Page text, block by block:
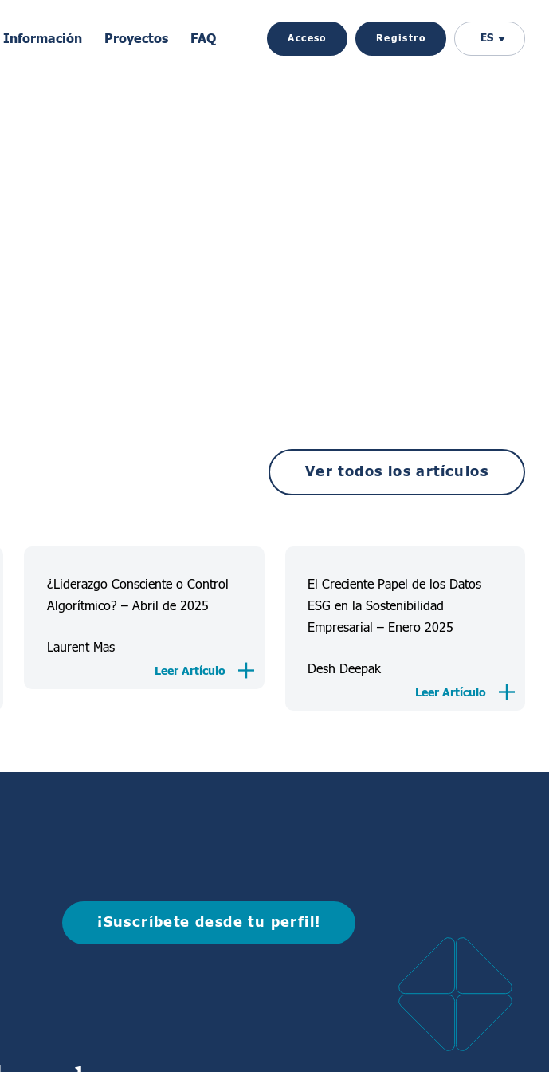
Información Proyectos FAQ Acceso Registro ES
Ver todos los artículos
¿Liderazgo Consciente o Control
Algorítmico? – Abril de 2025
Laurent Mas
Leer Artículo
El Creciente Papel de los Datos
ESG en la Sostenibilidad
Empresarial – Enero 2025
Desh Deepak
Leer Artículo
¡Suscríbete desde tu perfil!